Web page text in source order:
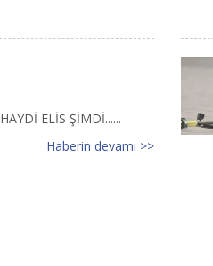
HAYDİ ELİS ŞİMDİ......
Haberin devamı >>